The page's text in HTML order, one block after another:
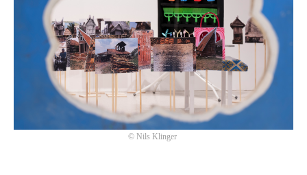
© Nils Klinger